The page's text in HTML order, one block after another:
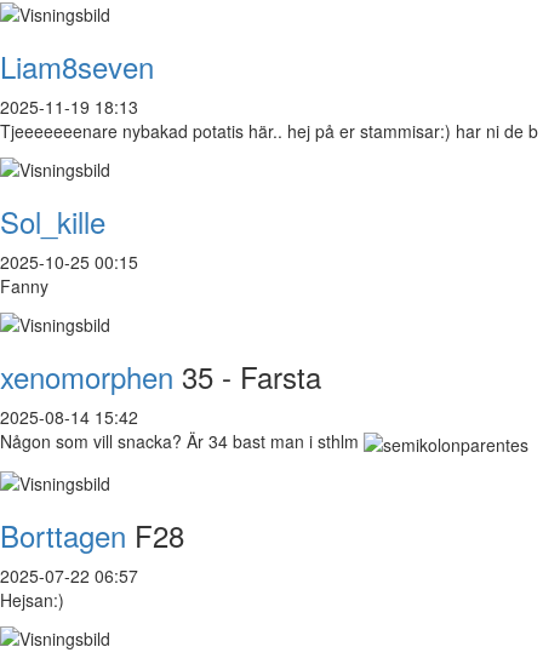
Liam8seven
2025-11-19 18:13
Tjeeeeeeenare nybakad potatis här.. hej på er stammisar:) har ni de b
Sol_kille
2025-10-25 00:15
Fanny
xenomorphen 35 - Farsta
2025-08-14 15:42
Någon som vill snacka? Är 34 bast man i sthlm
Borttagen F28
2025-07-22 06:57
Hejsan:)